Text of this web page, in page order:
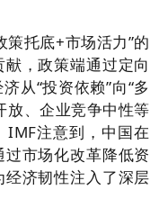
策托底+市场活力”的
，政策端通过定向
从“投资依赖”向“多
放、企业竞争中性等
IMF注意到，中国在
市场化改革降低资
济韧性注入了深层